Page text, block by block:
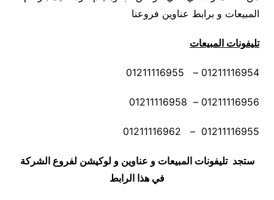
المبيعات و برابط عناوين فروعنا
تليفونات المبيعات
01211116954 – 01211116955
01211116956 – 01211116958
01211116955 – 01211116962
ستجد تليفونات المبيعات و عناوين و لوكيشن لفروع الشركة
في هذا الرابط